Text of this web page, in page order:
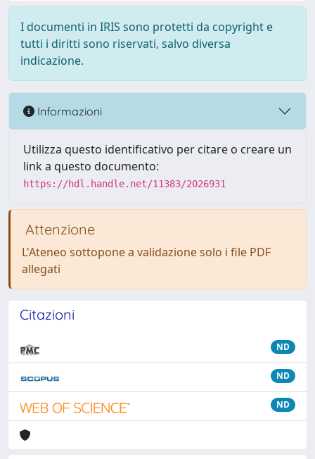
I documenti in IRIS sono protetti da copyright e
tutti i diritti sono riservati, salvo diversa
indicazione.
Informazioni
Utilizza questo identificativo per citare o creare un
link a questo documento:
https://hdl.handle.net/11383/2026931
Attenzione
L'Ateneo sottopone a validazione solo i file PDF
allegati
Citazioni
ND
ND
ND